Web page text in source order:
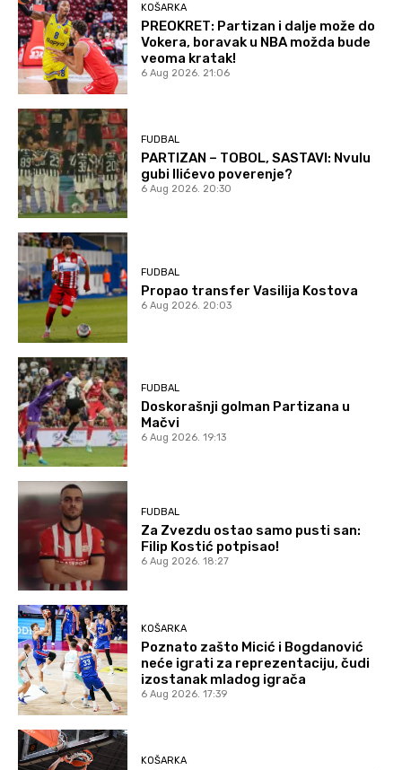
KOŠARKA
PREOKRET: Partizan i dalje može do
Vokera, boravak u NBA možda bude
veoma kratak!
6 Aug 2026. 21:06
FUDBAL
PARTIZAN – TOBOL, SASTAVI: Nvulu
gubi Ilićevo poverenje?
6 Aug 2026. 20:30
FUDBAL
Propao transfer Vasilija Kostova
6 Aug 2026. 20:03
FUDBAL
Doskorašnji golman Partizana u
Mačvi
6 Aug 2026. 19:13
FUDBAL
Za Zvezdu ostao samo pusti san:
Filip Kostić potpisao!
6 Aug 2026. 18:27
KOŠARKA
Poznato zašto Micić i Bogdanović
neće igrati za reprezentaciju, čudi
izostanak mladog igrača
6 Aug 2026. 17:39
KOŠARKA